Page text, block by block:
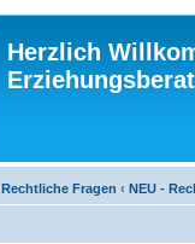
Herzlich
Rechtliche Fragen ‹ NEU -